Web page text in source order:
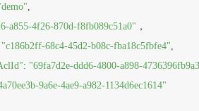
a855-4f26-870d-f8fb089c51a0"
"c186b2ff-68c4-45d2-b08c-fba18c5fbfe4"
: "69fa7d2e-ddd6-4800-a898-
9a6e-4ae9-a982-1134d6ec1614"